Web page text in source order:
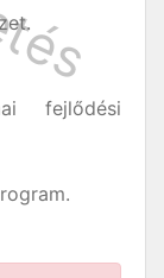
fejlődési